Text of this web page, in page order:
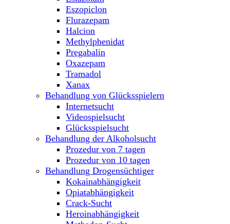
Eszopiclon
Flurazepam
Halcion
Methylphenidat
Pregabalin
Oxazepam
Tramadol
Xanax
Behandlung von Glücksspielern
Internetsucht
Videospielsucht
Glücksspielsucht
Behandlung der Alkoholsucht
Prozedur von 7 tagen
Prozedur von 10 tagen
Behandlung Drogensüchtiger
Kokainabhängigkeit
Opiatabhängigkeit
Crack-Sucht
Heroinabhängigkeit